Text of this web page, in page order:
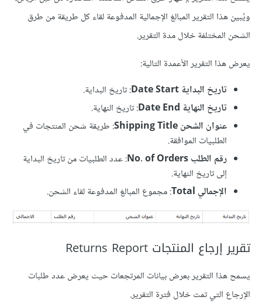
ويُبين هذا التقرير المبالغ الإجمالية المدفوعة لقاء كل طريقة من طرق
الشحن المختلفة خلال مدة التقرير.
يعرض هذا التقرير الأعمدة التالية:
تاريخ البداية Date Start
: تاريخ البداية.
تاريخ النهاية Date End
: تاريخ النهاية.
عنوان الشحن Shipping Title
: طريقة شحن المنتجات في
الطلبيات الموافقة.
رقم الطلب No. of Orders
: عدد الطلبيات من تاريخ البداية
إلى تاريخ النهاية.
الإجمالي Total
: مجموع المبالغ المدفوعة لقاء الشحن.
تقرير إرجاع المنتجات Returns Report
يسمح هذا التقرير بعرض بيانات المرتجعات حيث يعرض عدد طلبات
الإرجاع التي تمت خلال فترة التقرير.